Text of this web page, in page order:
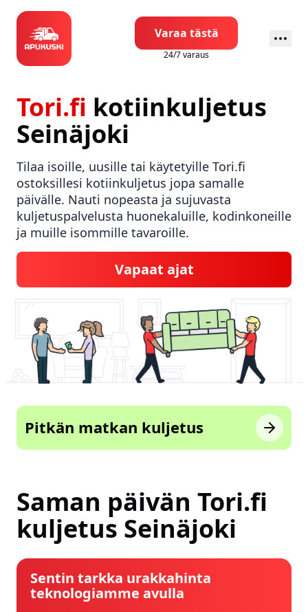
Varaa tästä
24/7 varaus
Tori.fi kotiinkuljetus
Seinäjoki
Tilaa isoille, uusille tai käytetyille Tori.fi
ostoksillesi kotiinkuljetus jopa samalle
päivälle. Nauti nopeasta ja sujuvasta
kuljetuspalvelusta huonekaluille, kodinkoneille
ja muille isommille tavaroille.
Vapaat ajat
Pitkän matkan kuljetus
Saman päivän Tori.fi
kuljetus Seinäjoki
Sentin tarkka urakkahinta
teknologiamme avulla